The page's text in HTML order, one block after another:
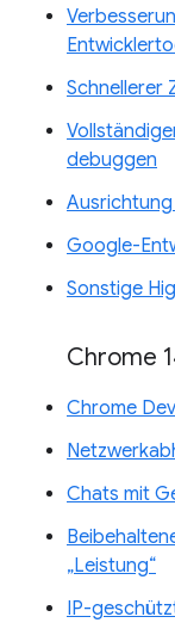
Schnellerer
debuggen
Google-
Sonstige
Chrome
Chrome
Chats mit
„Leistung“
IP-